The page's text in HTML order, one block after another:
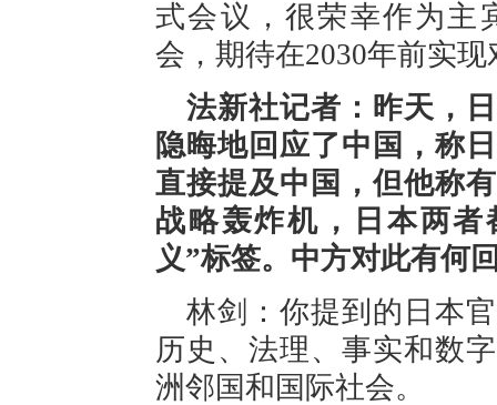
式会议，很荣幸作为主
会，期待在2030年前实
法新社记者：昨天，
隐晦地回应了中国，称
直接提及中国，但他称
战略轰炸机，日本两
义”标签。中方对此有何
林剑：你提到的日本
历史、法理、事实和数
洲邻国和国际社会。